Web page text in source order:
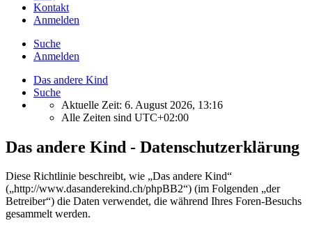
Kontakt
Anmelden
Suche
Anmelden
Das andere Kind
Suche
Aktuelle Zeit: 6. August 2026, 13:16
Alle Zeiten sind UTC+02:00
Das andere Kind - Datenschutzerklärung
Diese Richtlinie beschreibt, wie „Das andere Kind“
(„http://www.dasanderekind.ch/phpBB2“) (im Folgenden „der
Betreiber“) die Daten verwendet, die während Ihres Foren-Besuchs
gesammelt werden.